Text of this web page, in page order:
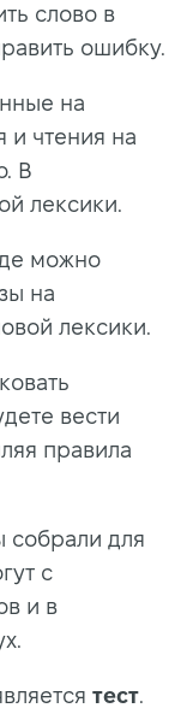
слово в
ошибку.
на
и чтения на
В
лексики.
можно
на
лексики.
вести
правила
для
с
и в
тест.